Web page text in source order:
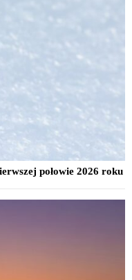
połowie 2026 roku